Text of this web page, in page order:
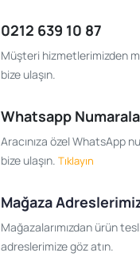
0212 639 10 87
Müşteri hizmetlerimizden
bize ulaşın.
Whatsapp
Aracınıza özel WhatsApp
bize ulaşın. Tıklayın
Mağaza
Mağazalarımızdan ürün
adreslerimize göz atın.